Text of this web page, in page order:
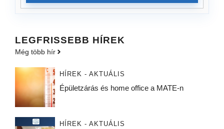
LEGFRISSEBB HÍREK
Még több hír
HÍREK - AKTUÁLIS
Épületzárás és home office a MATE-n
HÍREK - AKTUÁLIS